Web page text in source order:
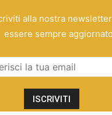
alla nostra
essere sempre